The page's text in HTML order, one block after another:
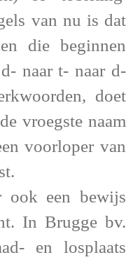
van nu is dat
die beginnen
naar t- naar d-
doet
vroegste naam
voorloper van
ook een bewijs
In Brugge bv.
en losplaats